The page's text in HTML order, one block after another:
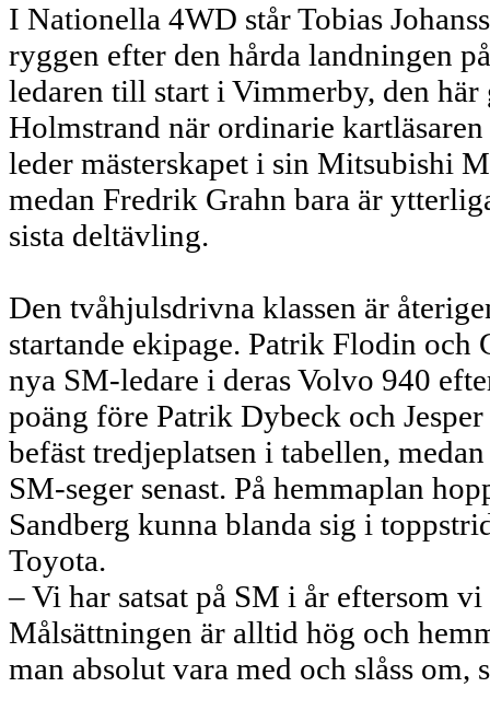
I Nationella 4WD står Tobias
ryggen efter den hårda landningen
ledaren till start i Vimmerby, den här
Holmstrand när ordinarie
leder mästerskapet i sin Mitsubishi
medan Fredrik Grahn bara är
sista deltävling.
Den tvåhjulsdrivna klassen är
startande ekipage. Patrik Flodin
nya SM-ledare i deras Volvo 940
poäng före Patrik Dybeck och
befäst tredjeplatsen i tabellen,
SM-seger senast. På hemmaplan
Sandberg kunna blanda sig i
Toyota.
– Vi har satsat på SM i år eftersom
Målsättningen är alltid hög och
man absolut vara med och slåss om,